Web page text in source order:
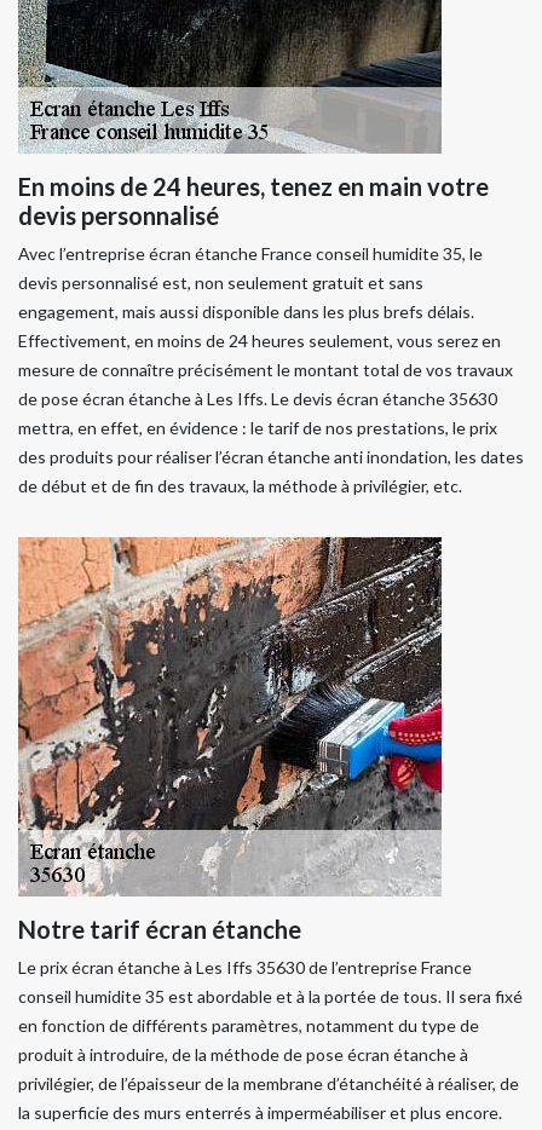
En moins de 24 heures, tenez en main votre
devis personnalisé
Avec l’entreprise écran étanche France conseil humidite 35, le
devis personnalisé est, non seulement gratuit et sans
engagement, mais aussi disponible dans les plus brefs délais.
Effectivement, en moins de 24 heures seulement, vous serez en
mesure de connaître précisément le montant total de vos travaux
de pose écran étanche à Les Iffs. Le devis écran étanche 35630
mettra, en effet, en évidence : le tarif de nos prestations, le prix
des produits pour réaliser l’écran étanche anti inondation, les dates
de début et de fin des travaux, la méthode à privilégier, etc.
Notre tarif écran étanche
Le prix écran étanche à Les Iffs 35630 de l’entreprise France
conseil humidite 35 est abordable et à la portée de tous. Il sera fixé
en fonction de différents paramètres, notamment du type de
produit à introduire, de la méthode de pose écran étanche à
privilégier, de l’épaisseur de la membrane d’étanchéité à réaliser, de
la superficie des murs enterrés à imperméabiliser et plus encore.